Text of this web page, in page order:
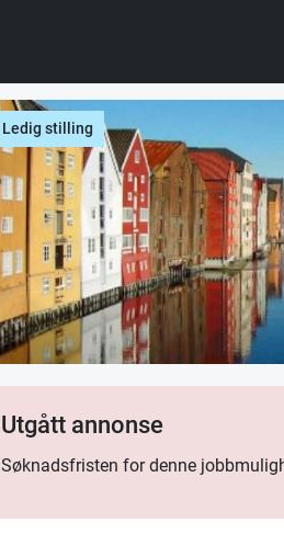
Ledig stilling
Utgått annonse
Søknadsfristen for denne